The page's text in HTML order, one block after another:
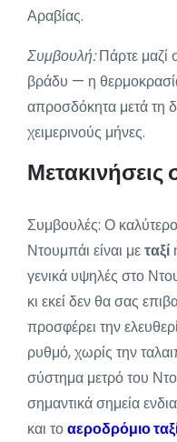
Αραβίας.
Συμβουλή:Πάρτε μαζί
βράδυ — η
απροσδόκητα μετά τη
χειμερινούς μήνες.
Μετακινήσεις
Συμβουλές: Ο
Ντουμπάι είναι μεταξί
γενικά υψηλές στο
κι εκεί δεν θα σας
προσφέρει την
ρυθμό, χωρίς την
σύστημα μετρό του
σημαντικά σημεία
και τοαεροδρόμιο